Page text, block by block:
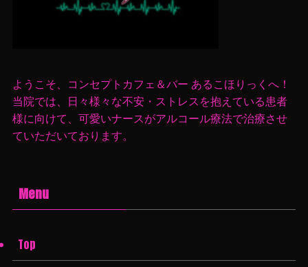
ようこそ、コンセプトカフェ＆バー あるこほりっくへ！
当院では、日々様々な不安・ストレスを抱えている患者
様に向けて、可愛いナースがアルコール療法で治療させ
ていただいております。
Menu
Top